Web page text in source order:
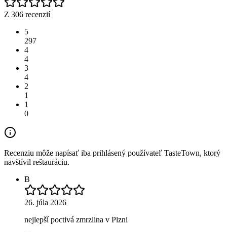
Z 306 recenzií
5
297
4
4
3
4
2
1
1
0
Recenziu môže napísať iba prihlásený používateľ TasteTown, ktorý
navštívil reštauráciu.
B
26. júla 2026
nejlepší poctivá zmrzlina v Plzni